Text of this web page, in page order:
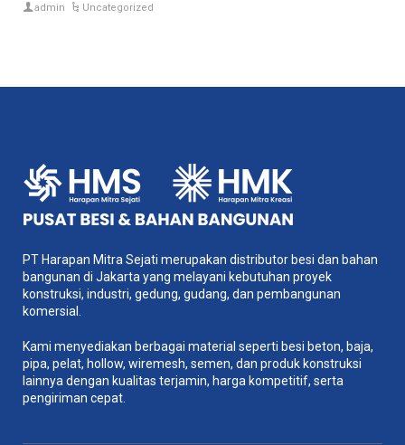
admin Uncategorized
PT Harapan Mitra Sejati merupakan distributor besi dan bahan
bangunan di Jakarta yang melayani kebutuhan proyek
konstruksi, industri, gedung, gudang, dan pembangunan
komersial.
Kami menyediakan berbagai material seperti besi beton, baja,
pipa, pelat, hollow, wiremesh, semen, dan produk konstruksi
lainnya dengan kualitas terjamin, harga kompetitif, serta
pengiriman cepat.